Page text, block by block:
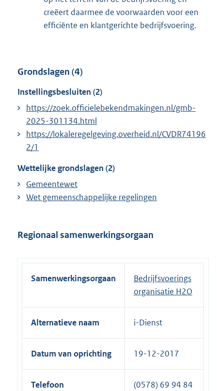
creëert daarmee de voorwaarden voor een
efficiënte en klantgerichte bedrijfsvoering.
Grondslagen (4)
Instellingsbesluiten (2)
https://zoek.officielebekendmakingen.nl/gmb-
2025-301134.html
https://lokaleregelgeving.overheid.nl/CVDR74196
2/1
Wettelijke grondslagen (2)
Gemeentewet
Wet gemeenschappelijke regelingen
Regionaal samenwerkingsorgaan
Samenwerkingsorgaan
Bedrijfsvoerings
organisatie H2O
Alternatieve naam i-Dienst
Datum van oprichting 19-12-2017
Telefoon
(0578) 69 94 84